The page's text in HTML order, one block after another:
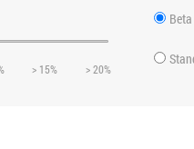
> 15% > 20%
Beta